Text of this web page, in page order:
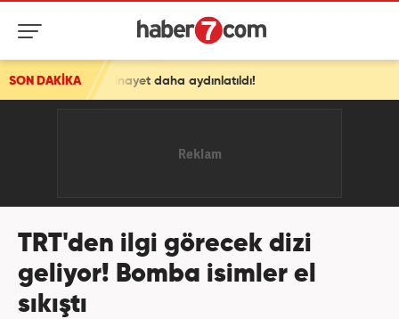
SON DAKİKA
cinayet daha aydınlatıldı!
TRT'den ilgi görecek dizi
geliyor! Bomba isimler el
sıkıştı